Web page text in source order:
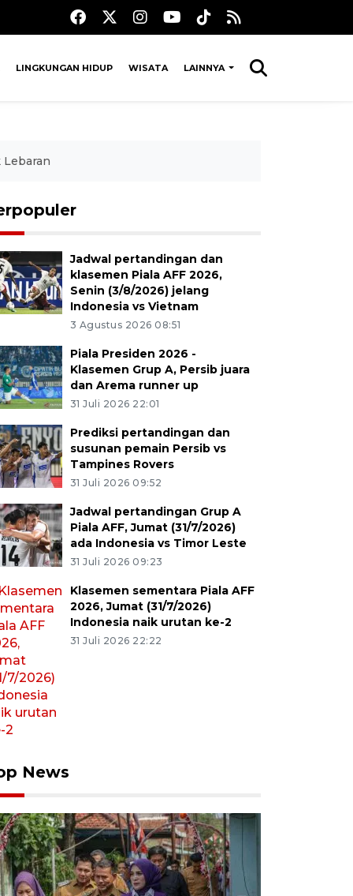
LINGKUNGAN HIDUP WISATA LAINNYA
Jadwal pertandingan dan
klasemen Piala AFF 2026,
Senin (3/8/2026) jelang
Indonesia vs Vietnam
3 Agustus 2026 08:51
Piala Presiden 2026 -
Klasemen Grup A, Persib juara
dan Arema runner up
31 Juli 2026 22:01
Prediksi pertandingan dan
susunan pemain Persib vs
Tampines Rovers
31 Juli 2026 09:52
Jadwal pertandingan Grup A
Piala AFF, Jumat (31/7/2026)
ada Indonesia vs Timor Leste
31 Juli 2026 09:23
Klasemen sementara Piala AFF
2026, Jumat (31/7/2026)
Indonesia naik urutan ke-2
31 Juli 2026 22:22
News